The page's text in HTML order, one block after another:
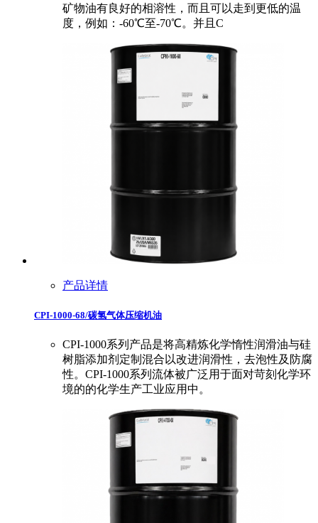
矿物油有良好的相溶性，而且可以走到更低的温
度，例如：-60℃至-70℃。并且C
产品详情
CPI-1000-68/碳氢气体压缩机油
CPI-1000系列产品是将高精炼化学惰性润滑油与硅
树脂添加剂定制混合以改进润滑性，去泡性及防腐
性。CPI-1000系列流体被广泛用于面对苛刻化学环
境的的化学生产工业应用中。